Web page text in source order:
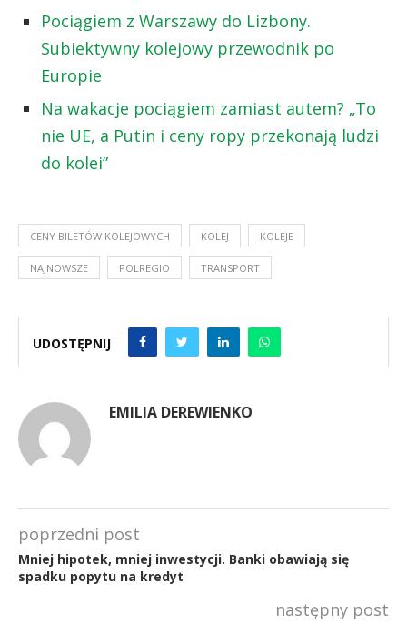
Pociągiem z Warszawy do Lizbony.
Subiektywny kolejowy przewodnik po
Europie
Na wakacje pociągiem zamiast autem? „To
nie UE, a Putin i ceny ropy przekonają ludzi
do kolei”
CENY BILETÓW KOLEJOWYCH KOLEJ KOLEJE
NAJNOWSZE POLREGIO TRANSPORT
UDOSTĘPNIJ
EMILIA DEREWIENKO
poprzedni post
Mniej hipotek, mniej inwestycji. Banki obawiają się
spadku popytu na kredyt
następny post